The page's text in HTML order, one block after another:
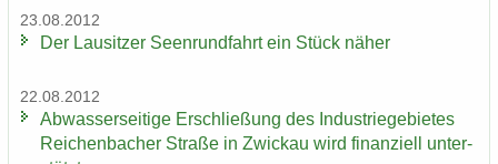
23.08.2012
Der Lau­sit­zer Seen­rund­fahrt ein Stück näher
22.08.2012
Ab­was­ser­sei­ti­ge Er­schlie­ßung des In­dus­trie­ge­bie­tes
Rei­chen­ba­cher Stra­ße in Zwi­ckau wird fi­nan­zi­ell un­ter­